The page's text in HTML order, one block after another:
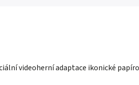
videoherní adaptace ikonické